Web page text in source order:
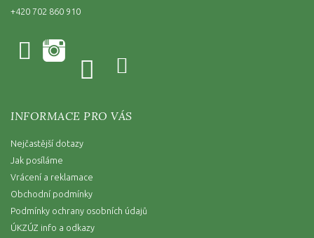
+420 702 860 910
INFORMACE PRO VÁS
Nejčastější dotazy
Jak posíláme
Vrácení a reklamace
Obchodní podmínky
Podmínky ochrany osobních údajů
ÚKZÚZ info a odkazy